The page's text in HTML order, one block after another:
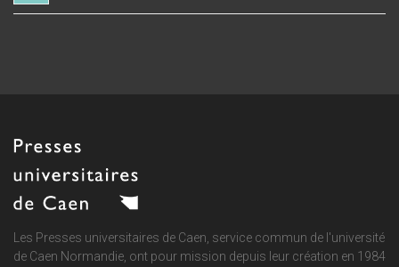
Les Presses universitaires de Caen, service commun de l'université
de Caen Normandie, ont pour mission depuis leur création en 1984